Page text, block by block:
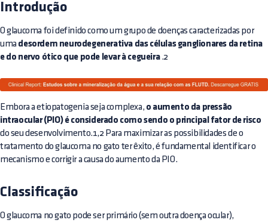
Introdução
O glaucoma foi definido como um grupo de doenças caracterizadas por
uma desordem neurodegenerativa das células ganglionares da retina
e do nervo ótico que pode levar à cegueira.2
Embora a etiopatogenia seja complexa, o aumento da pressão
intraocular (PIO) é considerado como sendo o principal fator de risco
do seu desenvolvimento.1,2 Para maximizar as possibilidades de o
tratamento do glaucoma no gato ter êxito, é fundamental identificar o
mecanismo e corrigir a causa do aumento da PIO.
Classificação
O glaucoma no gato pode ser primário (sem outra doença ocular),